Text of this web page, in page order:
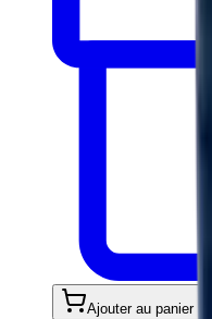
Ajouter au panier